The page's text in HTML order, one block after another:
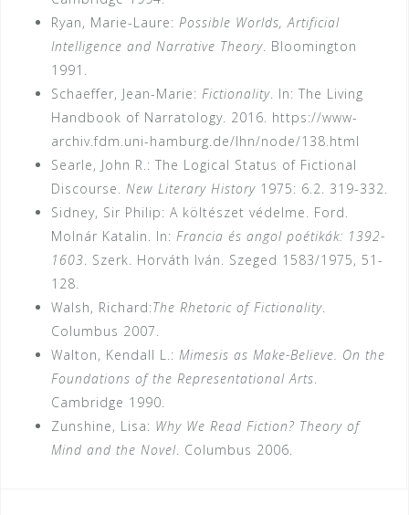
Ryan, Marie-Laure: Possible Worlds, Artificial
Intelligence and Narrative Theory. Bloomington
1991.
Schaeffer, Jean-Marie: Fictionality. In: The Living
Handbook of Narratology. 2016. https://www-
archiv.fdm.uni-hamburg.de/lhn/node/138.html
Searle, John R.: The Logical Status of Fictional
Discourse. New Literary History 1975: 6.2. 319-332.
Sidney, Sir Philip: A költészet védelme. Ford.
Molnár Katalin. In: Francia és angol poétikák: 1392-
1603. Szerk. Horváth Iván. Szeged 1583/1975, 51-
128.
Walsh, Richard:The Rhetoric of Fictionality.
Columbus 2007.
Walton, Kendall L.: Mimesis as Make-Believe. On the
Foundations of the Representational Arts.
Cambridge 1990.
Zunshine, Lisa: Why We Read Fiction? Theory of
Mind and the Novel. Columbus 2006.